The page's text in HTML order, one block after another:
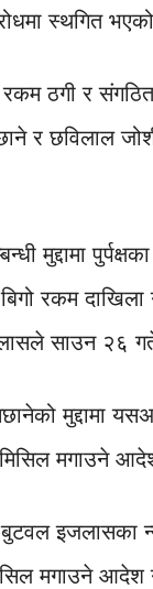
स्थगित
ठगी र संगठित
र छविलाल
मुद्दामा
रकम दाखिला
साउन २६
मुद्दामा
मगाउने
इजलासका
मगाउने आदेश